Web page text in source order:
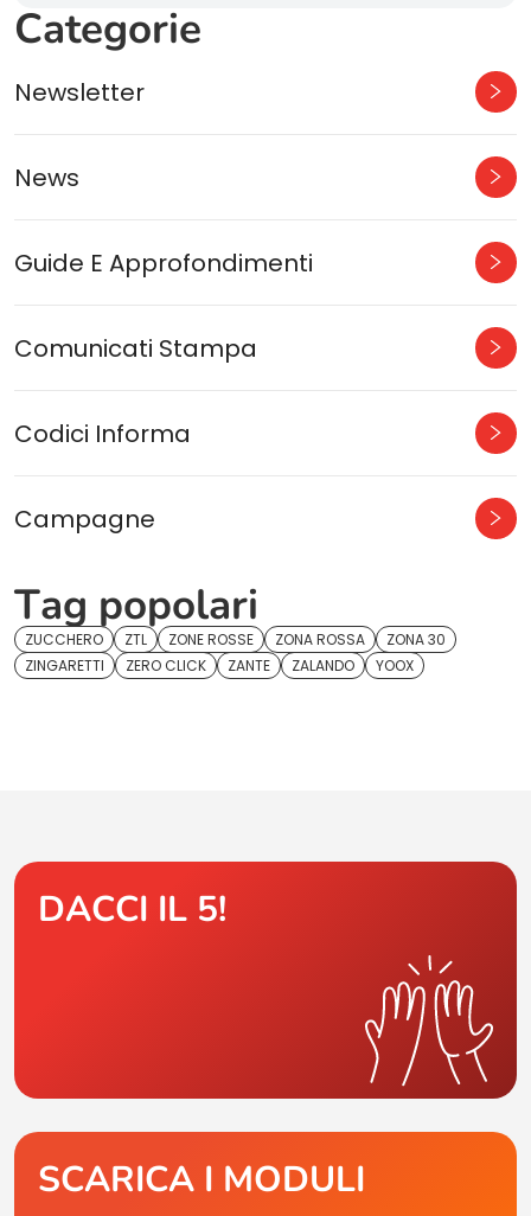
Categorie
Newsletter
News
Guide E Approfondimenti
Comunicati Stampa
Codici Informa
Campagne
Tag popolari
ZUCCHERO ZTL ZONE ROSSE ZONA ROSSA
ZONA 30
ZINGARETTI
ZERO CLICK ZANTE ZALANDO YOOX
DACCI IL 5!
SCARICA I MODULI